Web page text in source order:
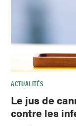
ACTUALITÉS
Le jus de
contre les